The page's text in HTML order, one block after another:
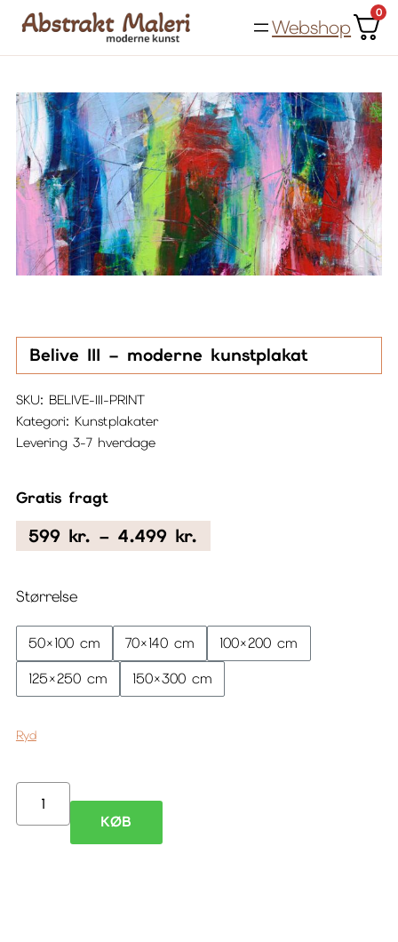
Spring
Webshop
0
Belive III – moderne kunstplakat
SKU: BELIVE-III-PRINT
Kategori: Kunstplakater
Levering 3-7 hverdage
Gratis fragt
599 kr. – 4.499 kr.
599 kr.
Størrelse
50×100 cm 70×140 cm
100×200 cm
125×250 cm
150×300 cm
Ryd
Belive
KØB